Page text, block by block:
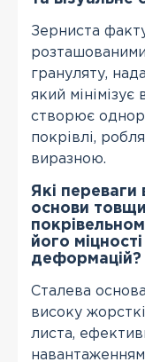
Зерниста
грануляту,
який
створює
покрівлі,
виразною.
Які переваги
основи
його
деформацій?
Сталева
високу
листа,